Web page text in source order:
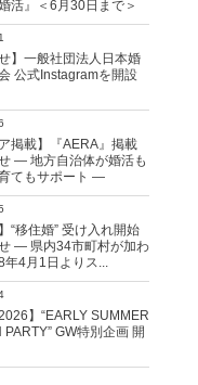
活』＜6月30日まで＞
せ】一般社団法人日本婚
公式Instagramを開設
ア掲載】『AERA』掲載
― 地方自治体が婚活も
てもサポート ―
“移住婚” 受け入れ開始
― 県内34市町村が加わ
年4月1日よりス...
】“EARLY SUMMER
GW特別企画 開